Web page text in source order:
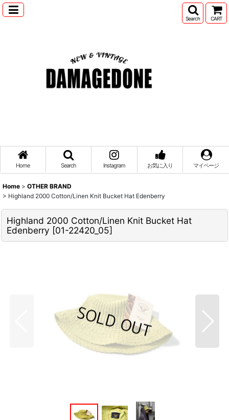
Search CART
Home Search Instagram お気に入り マイページ
Home > OTHER BRAND
> Highland 2000 Cotton/Linen Knit Bucket Hat Edenberry
Highland 2000 Cotton/Linen Knit Bucket Hat
Edenberry [01-22420_05]